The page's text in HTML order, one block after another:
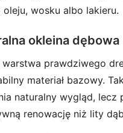
wosku albo lakieru.
okleina dębowa
prawdziwego
materiał bazowy.
naturalny wygląd, lecz
renowację niż lity